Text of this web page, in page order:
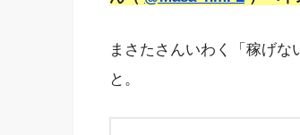
まさたさんいわく「稼げな
と。